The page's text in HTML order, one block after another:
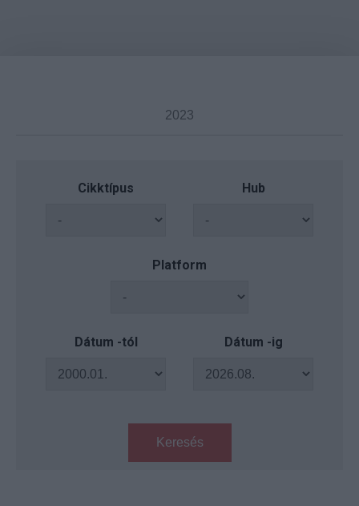
Cikktípus Hub
Platform
Dátum -tól Dátum -ig
Keresés